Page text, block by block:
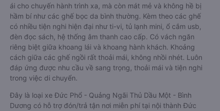
ái cho chuyến hành trình xa, mà còn mát mẻ và không hề bị
hầm bí như các ghế bọc da bình thường. Kèm theo các ghế
có nhiều tiện nghi hiện đại như ti-vi, tủ lạnh mini, ổ cắm usb,
đèn đọc sách, hệ thống âm thanh cao cấp. Có vách ngăn
riêng biệt giữa khoang lái và khoang hành khách. Khoảng
cách giữa các ghế ngồi rất thoải mái, không nhồi nhét. Luôn
đáp ứng được nhu cầu về sang trọng, thoải mái và tiện nghi
trong việc di chuyển.
Đây là loại xe Đức Phổ - Quảng Ngãi Thủ Dầu Một - Bình
Dương có hỗ trợ đón/trả tận nơi miễn phí tại nội thành Đức